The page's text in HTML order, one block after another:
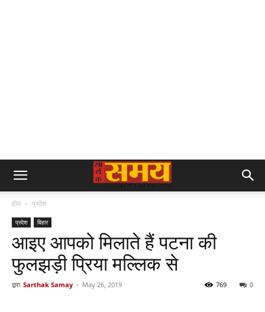
होम प्रदेश
प्रदेश बिहार
आइए आपको मिलाते हैं पटना की
फुलझड़ी प्रिया मल्लिक से
द्वारा Sarthak Samay - May 26, 2019 0
769